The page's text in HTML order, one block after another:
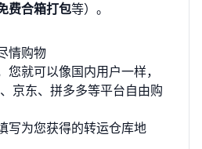
费合箱打包等）。
情购物
就可以像国内用户一样，
京东、拼多多等平台自由购
写为您获得的转运仓库地